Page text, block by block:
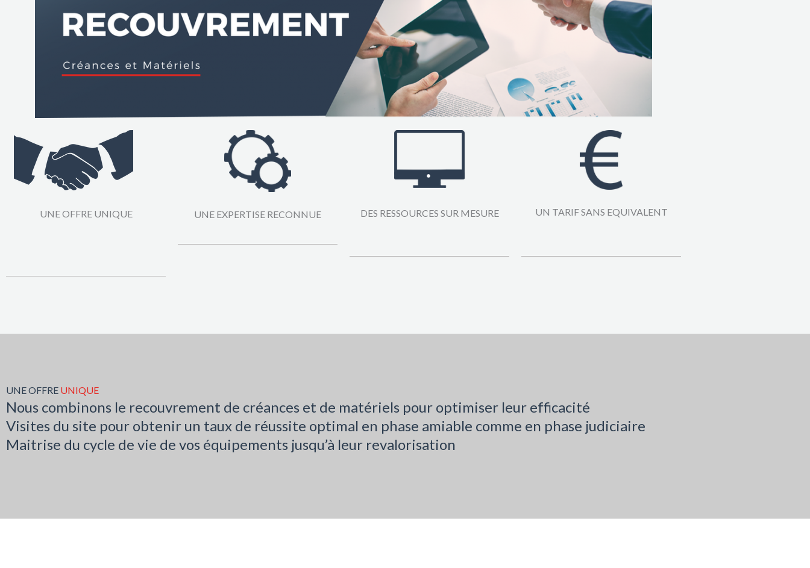
UNE OFFRE UNIQUE UNE EXPERTISE RECONNUE DES RESSOURCES SUR MESURE UN TARIF SANS EQUIVALENT
UNE OFFRE UNIQUE
Nous combinons le recouvrement de créances et de matériels pour optimiser leur efficacité
Visites du site pour obtenir un taux de réussite optimal en phase amiable comme en phase judiciaire
Maitrise du cycle de vie de vos équipements jusqu’à leur revalorisation